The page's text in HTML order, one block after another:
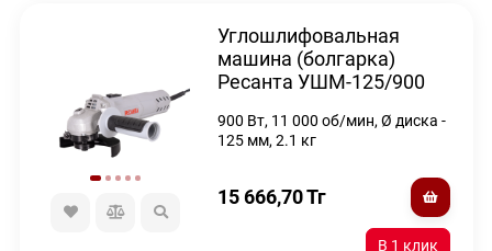
Углошлифовальная
машина (болгарка)
Ресанта УШМ-125/900
900 Вт, 11 000 об/мин, Ø диска -
125 мм, 2.1 кг
15 666,70Тг